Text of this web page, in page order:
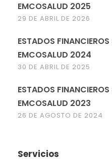
EMCOSALUD 2025
29 DE ABRIL DE 2026
ESTADOS
EMCOSALUD 2024
30 DE ABRIL DE 2025
ESTADOS
EMCOSALUD 2023
26 DE AGOSTO DE 2024
Servicios